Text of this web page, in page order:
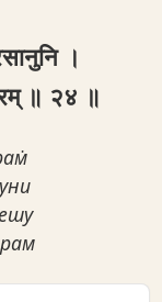
।
॥ २४ ॥